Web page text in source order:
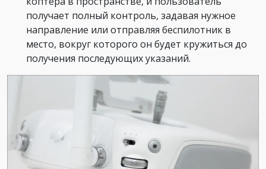
получает полный контроль, задавая нужное
направление или отправляя беспилотник в
место, вокруг которого он будет кружиться до
получения последующих указаний.